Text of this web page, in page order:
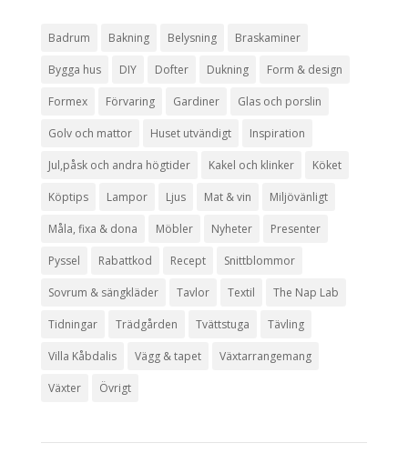
Badrum Bakning Belysning Braskaminer
Bygga hus DIY Dofter Dukning Form & design
Formex Förvaring Gardiner Glas och porslin
Golv och mattor Huset utvändigt Inspiration
Jul,påsk och andra högtider Kakel och klinker Köket
Köptips Lampor Ljus Mat & vin Miljövänligt
Måla, fixa & dona Möbler Nyheter Presenter
Pyssel Rabattkod Recept Snittblommor
Sovrum & sängkläder Tavlor Textil The Nap Lab
Tidningar Trädgården Tvättstuga Tävling
Villa Kåbdalis Vägg & tapet Växtarrangemang
Växter Övrigt